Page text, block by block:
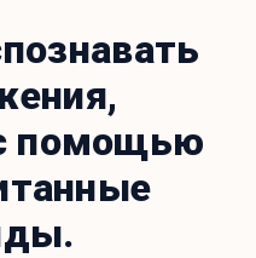
помощью